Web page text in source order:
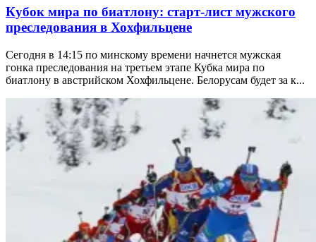
Кубок мира по биатлону: старт-лист мужского
преследования в Хохфильцене
Сегодня в 14:15 по минскому времени начнется мужская
гонка преследования на третьем этапе Кубка мира по
биатлону в австрийском Хохфильцене. Белорусам будет за к...